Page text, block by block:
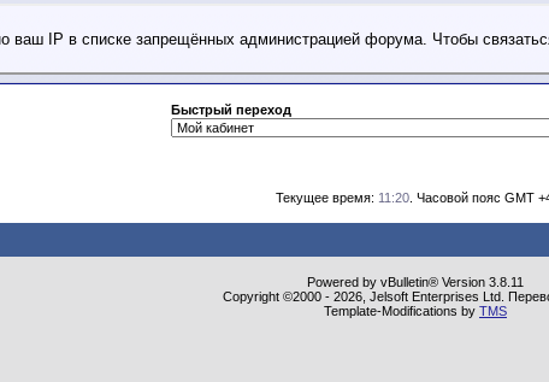
ваш IP в списке запрещённых администрацией форума. Чтобы
Быстрый переход
Текущее время: 11:20. Часовой пояс GMT
Powered by vBulletin® Version 3.8.11
Copyright ©2000 - 2026, Jelsoft Enterprises Ltd.
Template-Modifications by TMS